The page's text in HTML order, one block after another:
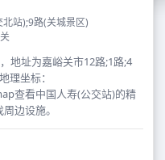
站);9路(关城景区)
地址为嘉峪关市12路;1路;4
理坐标：
查看中国人寿(公交站)的精
边设施。